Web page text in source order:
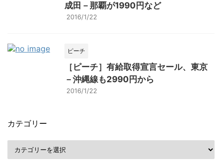
成田－那覇が1990円など
2016/1/22
ピーチ
［ピーチ］有給取得宣言セール、東京
－沖縄線も2990円から
2016/1/22
カテゴリー